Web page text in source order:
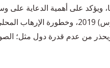
ويؤكد على أهمية الدعاية على
مشيراً الى مذبحة سيرلانكا ونيوزيلاندا آذار
من عدم قدرة دول مثل؛